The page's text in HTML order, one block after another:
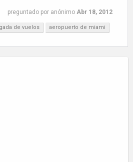
preguntado por anónimo Abr 18, 2012
de vuelos aeropuerto de miami